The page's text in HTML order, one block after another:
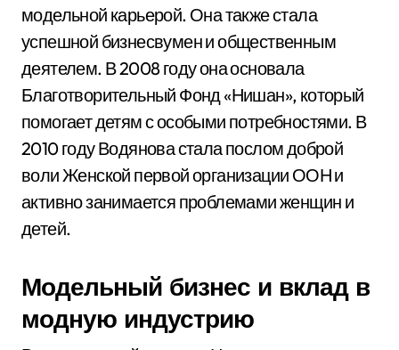
модельной карьерой. Она также стала
успешной бизнесвумен и общественным
деятелем. В 2008 году она основала
Благотворительный Фонд «Нишан», который
помогает детям с особыми потребностями. В
2010 году Водянова стала послом доброй
воли Женской первой организации ООН и
активно занимается проблемами женщин и
детей.
Модельный бизнес и вклад в
модную индустрию